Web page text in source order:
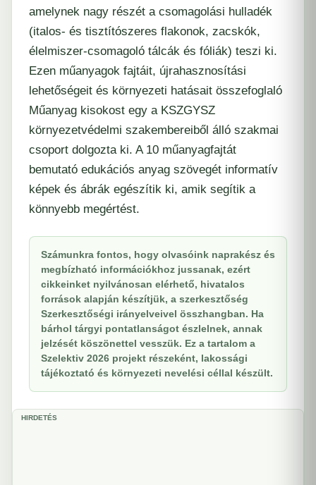
amelynek nagy részét a csomagolási hulladék
(italos- és tisztítószeres flakonok, zacskók,
élelmiszer-csomagoló tálcák és fóliák) teszi ki.
Ezen műanyagok fajtáit, újrahasznosítási
lehetőségeit és környezeti hatásait összefoglaló
Műanyag kisokost egy a KSZGYSZ
környezetvédelmi szakembereiből álló szakmai
csoport dolgozta ki. A 10 műanyagfajtát
bemutató edukációs anyag szövegét informatív
képek és ábrák egészítik ki, amik segítik a
könnyebb megértést.
Számunkra fontos, hogy olvasóink naprakész és
megbízható információkhoz jussanak, ezért
cikkeinket nyilvánosan elérhető, hivatalos
források alapján készítjük, a szerkesztőség
Szerkesztőségi irányelveivel összhangban. Ha
bárhol tárgyi pontatlanságot észlelnek, annak
jelzését köszönettel vesszük. Ez a tartalom a
Szelektiv 2026 projekt részeként, lakossági
tájékoztató és környezeti nevelési céllal készült.
HIRDETÉS